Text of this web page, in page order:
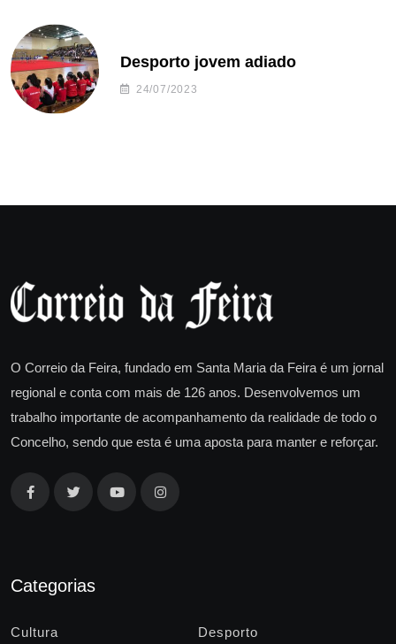
Desporto jovem adiado
24/07/2023
O Correio da Feira, fundado em Santa Maria da Feira é um jornal
regional e conta com mais de 126 anos. Desenvolvemos um
trabalho importante de acompanhamento da realidade de todo o
Concelho, sendo que esta é uma aposta para manter e reforçar.
Categorias
Cultura Desporto